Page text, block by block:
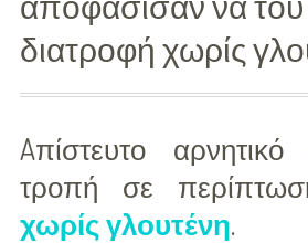
Οργάνωση
Βάπτισης
Διάσημες
Παιδικό Δωμάτιο
διατροφή χωρίς
Aπίστευτο
τροπή σε
χωρίς γλουτένη.